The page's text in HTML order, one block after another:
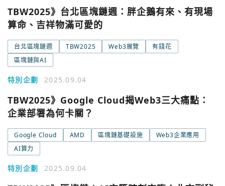
TBW2025》台北區塊鏈週：胖企鵝有來、有現場
算命、吉祥物滿可愛的
台北區塊鏈週 TBW2025 Web3展覽
有錢花
區塊鏈與AI
特別企劃 2025.09.04
TBW2025》Google Cloud揭Web3三大痛點：
企業部署為何卡關？
Google Cloud AMD 區塊鏈基礎設施
Web3企業應用
AI算力
特別企劃 2025.09.04
您已閒置5分鐘，請點擊關閉按鈕或空白處，即可回到加密